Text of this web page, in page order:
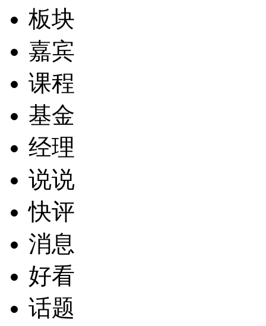
板块
嘉宾
课程
基金
经理
说说
快评
消息
好看
话题